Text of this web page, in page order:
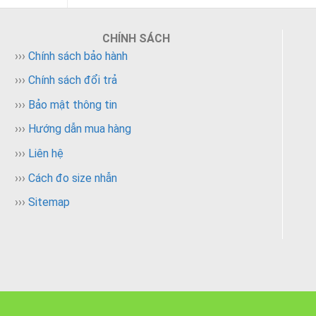
được
CHÍNH SÁCH
›››Chính sách bảo hành
›››Chính sách đổi trả
››› Bảo mật thông tin
››› Hướng dẫn mua hàng
››› Liên hệ
›››Cách đo size nhẫn
›››Sitemap